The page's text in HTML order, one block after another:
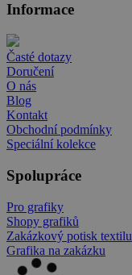
Informace
Časté dotazy
Doručení
O nás
Blog
Kontakt
Obchodní podmínky
Speciální kolekce
Spolupráce
Pro grafiky
Shopy grafiků
Zakázkový potisk textilu
Grafika na zakázku